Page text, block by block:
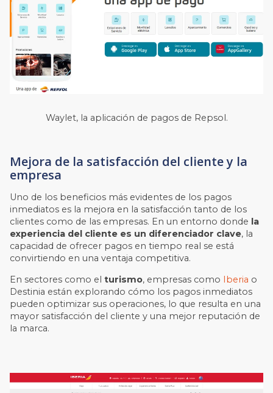
Waylet, la aplicación de pagos de Repsol.
Mejora de la satisfacción del cliente y la
empresa
Uno de los beneficios más evidentes de los pagos
inmediatos es la mejora en la satisfacción tanto de los
clientes como de las empresas. En un entorno donde la
experiencia del cliente es un diferenciador clave, la
capacidad de ofrecer pagos en tiempo real se está
convirtiendo en una ventaja competitiva.
En sectores como elturismo, empresas como Iberia o
Destinia están explorando cómo los pagos inmediatos
pueden optimizar sus operaciones, lo que resulta en una
mayor satisfacción del cliente y una mejor reputación de
la marca.